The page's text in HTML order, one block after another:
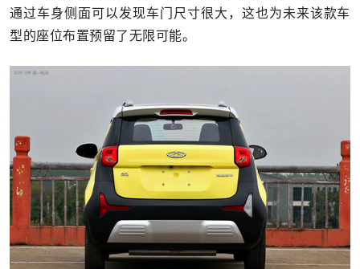
通过车身侧面可以发现车门尺寸很大，这也为未来该款车
型的座位布置预留了无限可能。